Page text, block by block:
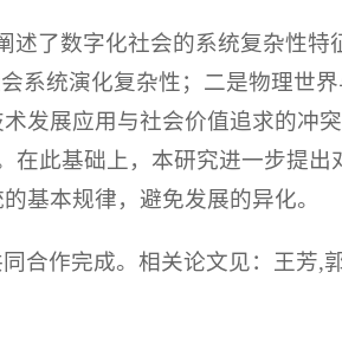
述了数字化社会的系统复杂性特
系统演化复杂性；二是物理世
发展应用与社会价值追求的冲
在此基础上，本研究进一步提出
基本规律，避免发展的异化。
合作完成。相关论文见：王芳,